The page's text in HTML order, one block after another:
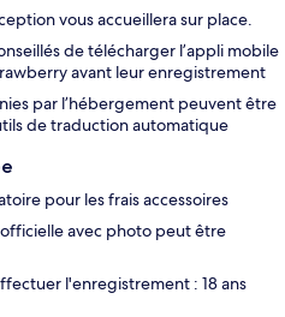
vous accueillera sur place.
de télécharger l’appli mobile
avant leur enregistrement
par l’hébergement peuvent être
de traduction automatique
pour les frais accessoires
avec photo peut être
l'enregistrement : 18 ans